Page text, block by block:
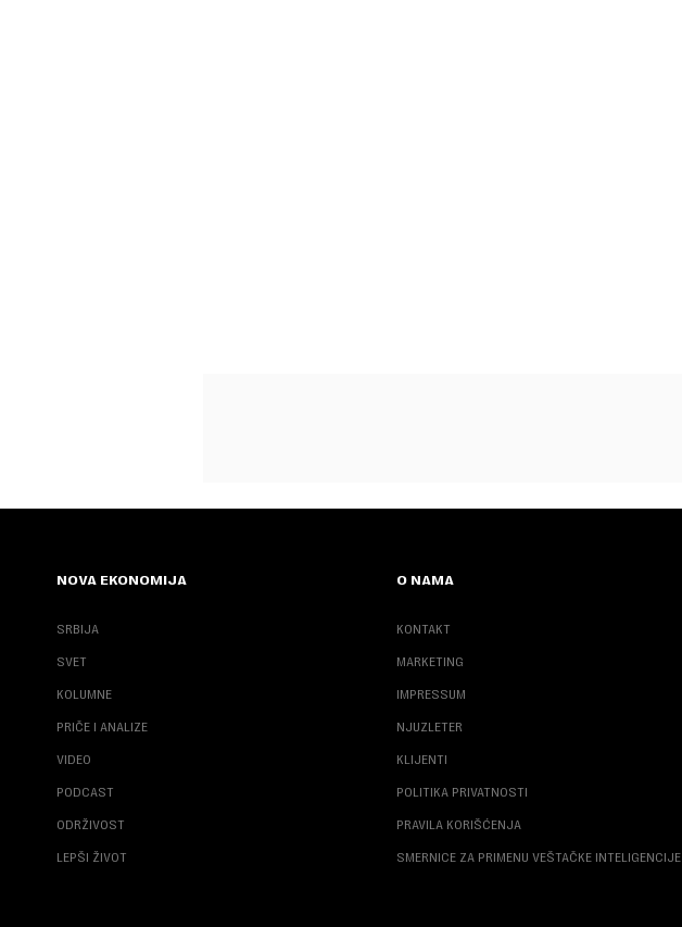
NOVA EKONOMIJA
SRBIJA
SVET
KOLUMNE
PRIČE I ANALIZE
VIDEO
PODCAST
ODRŽIVOST
LEPŠI ŽIVOT
O NAMA
KONTAKT
MARKETING
IMPRESSUM
NJUZLETER
KLIJENTI
POLITIKA PRIVATNOSTI
PRAVILA KORIŠĆENJA
SMERNICE ZA PRIMENU VEŠTAČKE INTELIGENCIJE